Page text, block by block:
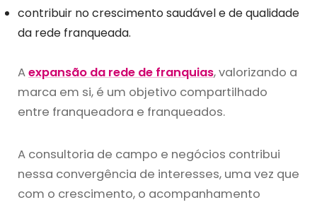
contribuir no crescimento saudável e de qualidade
da rede franqueada.
Aexpansão da rede de franquias, valorizando a
marca em si, é um objetivo compartilhado
entre franqueadora e franqueados.
A consultoria de campo e negócios contribui
nessa convergência de interesses, uma vez que
com o crescimento, o acompanhamento